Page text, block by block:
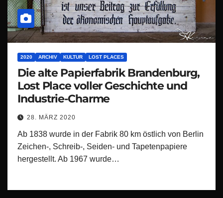
2020 ARCHIV KULTUR LOST PLACES
Die alte Papierfabrik Brandenburg,
Lost Place voller Geschichte und
Industrie-Charme
28. MÄRZ 2020
Ab 1838 wurde in der Fabrik 80 km östlich von Berlin
Zeichen-, Schreib-, Seiden- und Tapetenpapiere
hergestellt. Ab 1967 wurde…